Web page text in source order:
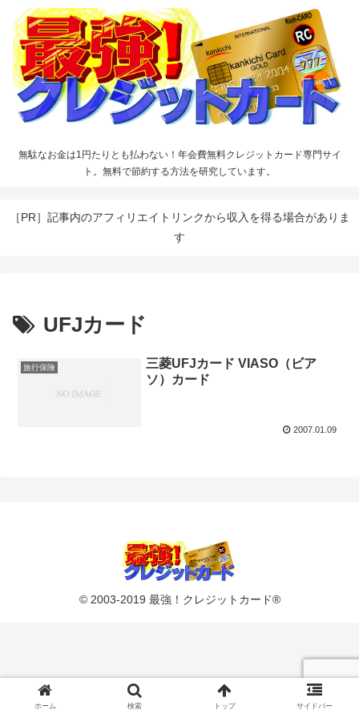
無駄なお金は1円たりとも払わない！年会費無料クレジットカード専門サイ
ト。無料で節約する方法を研究しています。
［PR］記事内のアフィリエイトリンクから収入を得る場合がありま
す
UFJカード
旅行保険
三菱UFJカード VIASO（ビア
ソ）カード
2007.01.09
© 2003-2019 最強！クレジットカード®
ホーム 検索 トップ サイドバー